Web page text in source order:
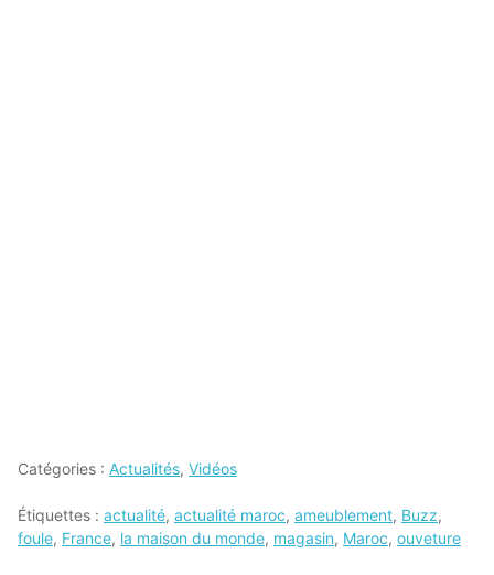
Catégories : Actualités, Vidéos
Étiquettes : actualité, actualité maroc, ameublement, Buzz,
foule, France, la maison du monde, magasin, Maroc, ouveture